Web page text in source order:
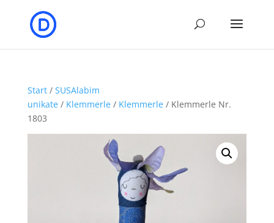
Start/ SUSAlabim
unikate/ Klemmerle/ Klemmerle/ Klemmerle Nr.
1803